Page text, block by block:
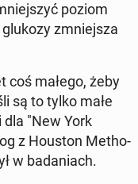
poziom
zmniej­sza
coś małego, żeby
są to tylko małe
"New York
z Houston Me­tho­
w ba­da­niach.